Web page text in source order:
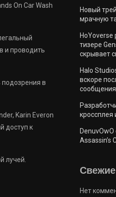
On Car Wash
и проводить
в
Karin Everon
доступ к
лучей.
Новый
мрачную
тизере
скрывает
Halo
вскоре
сообщения
Assassin’s
Нет